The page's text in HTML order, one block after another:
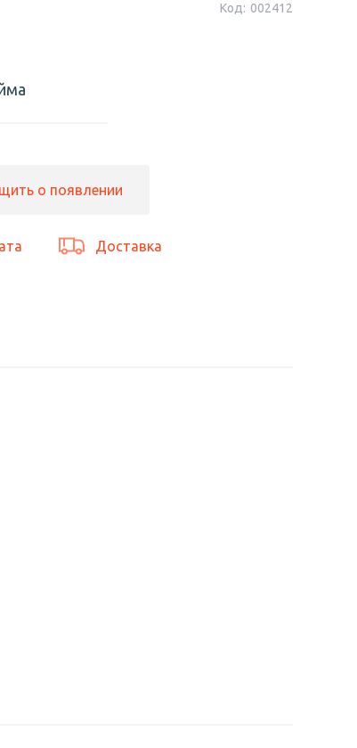
Код: 002412
о появлении
Доставка